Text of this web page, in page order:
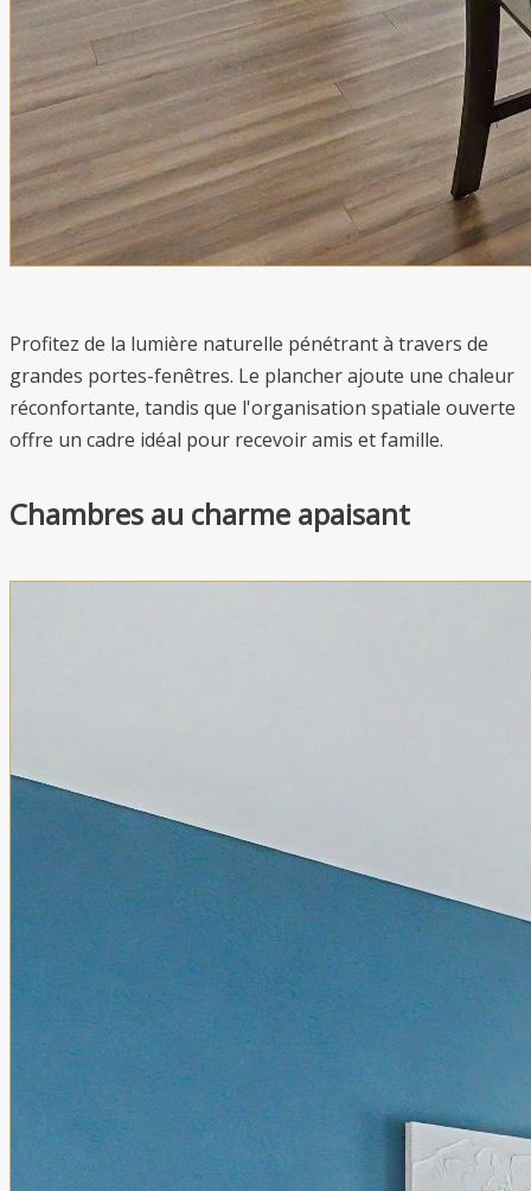
Profitez de la lumière naturelle pénétrant à travers de
grandes portes-fenêtres. Le plancher ajoute une chaleur
réconfortante, tandis que l'organisation spatiale ouverte
offre un cadre idéal pour recevoir amis et famille.
Chambres au charme apaisant